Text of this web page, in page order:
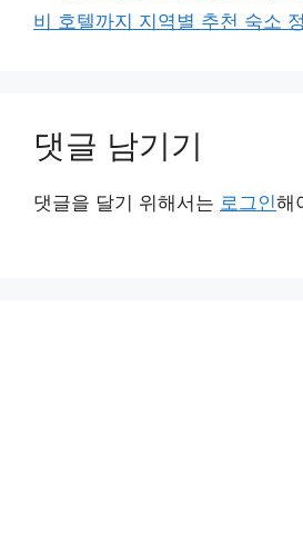
비 호텔까지 지역별 추천 숙소
댓글 남기기
댓글을 달기 위해서는 로그인해